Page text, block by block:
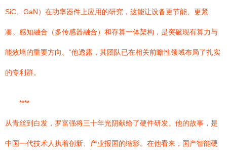
SiC、GaN）在功率器件上应用的研究，这能让设备更节能、更紧
凑。感知融合（多传感器融合）和存算一体架构，是突破现有算力与
能效墙的重要方向。”他透露，其团队已在相关前瞻性领域布局了扎实
的专利群。
****
从青丝到白发，罗富强将三十年光阴献给了硬件研发。他的故事，是
中国一代技术人执着创新、产业报国的缩影。在他看来，国产智能硬